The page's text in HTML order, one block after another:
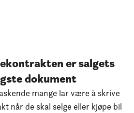
er salgets
dokument
mange lar være å skrive
når de skal selge eller kjøpe bil